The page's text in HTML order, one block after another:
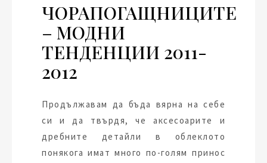
ЧОРАПОГАЩНИЦИТЕ
– МОДНИ
ТЕНДЕНЦИИ 2011-
2012
Продължавам да бъда вярна на себе
си и да твърдя, че аксесоарите и
дребните детайли в облеклото
понякога имат много по-голям принос